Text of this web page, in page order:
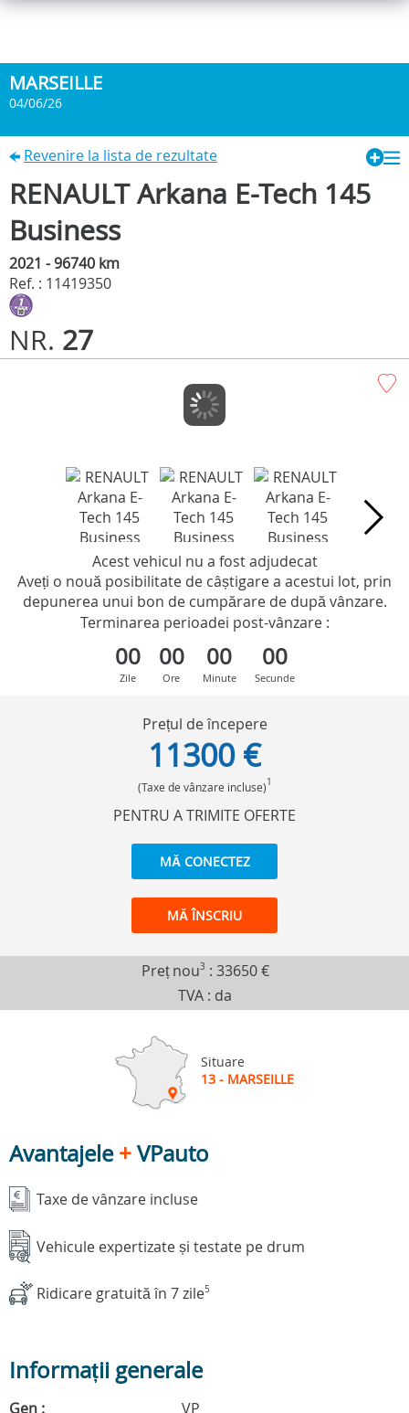
MARSEILLE
04/06/26
Revenire la lista de rezultate
RENAULT Arkana E-Tech 145
Business
2021 - 96740 km
Ref. : 11419350
NR. 27
Acest vehicul nu a fost adjudecat
Aveți o nouă posibilitate de câștigare a acestui lot, prin
depunerea unui bon de cumpărare de după vânzare.
Terminarea perioadei post-vânzare :
00
Zile
00
Ore
00
Minute
00
Secunde
Prețul de începere
11300 €
(Taxe de vânzare incluse)1
PENTRU A TRIMITE OFERTE
MĂ CONECTEZ
MĂ ÎNSCRIU
Preț nou3 :33650 €
TVA : da
Situare
13 - MARSEILLE
Avantajele+VPauto
Taxe de vânzare incluse
Vehicule expertizate și testate pe drum
Ridicare gratuită în 7 zile5
Informații generale
Gen :
VP